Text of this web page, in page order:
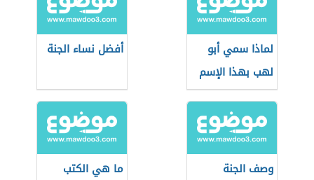
لماذا سمي أبو
لهب بهذا الإسم
أفضل نساء الجنة
وصف الجنة
ما هي الكتب